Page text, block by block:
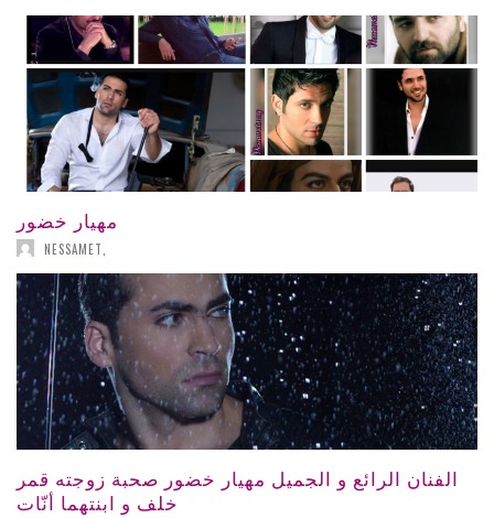
مهيار خضور
NESSAMET
الفنان الرائع و الجميل مهيار خضور صحبة زوجته قمر
خلف و ابنتهما أنّات